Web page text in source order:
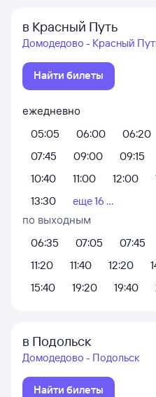
в Красный Путь
Домодедово - Красный
Найти билеты
ежедневно
05:05
06:00 06:20
07:45
09:00 09:15
10:40
11:00 12:00
13:30
еще 16 ...
по выходным
06:35
07:05 07:45
11:20
11:40 12:20
15:40
19:20 19:40
в Подольск
Домодедово - Подольск
Найти билеты